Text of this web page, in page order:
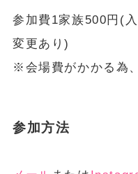
参加費1家族500円(
変更あり)
※会場費がかかる為
参加方法